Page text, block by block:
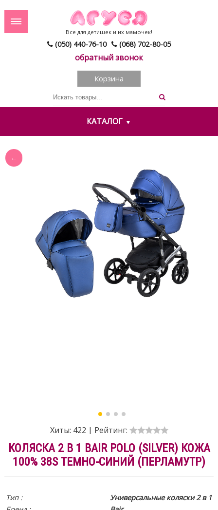
(050) 440-76-10 (068) 702-80-05
обратный звонок
Все для детишек и их мамочек!
Корзина
КАТАЛОГ
Хиты: 422 | Рейтинг:
КОЛЯСКА 2 В 1 BAIR POLO (SILVER) КОЖА
100% 38S ТЕМНО-СИНИЙ (ПЕРЛАМУТР)
Тип :
Универсальные коляски 2 в 1